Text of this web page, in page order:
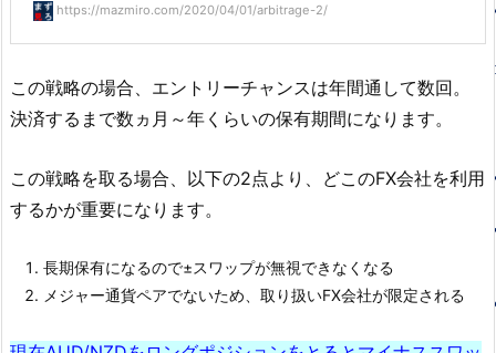
https://mazmiro.com/2020/04/01/arbitrage-2/
この戦略の場合、エントリーチャンスは年間通して数回。
決済するまで数ヵ月～年くらいの保有期間になります。
この戦略を取る場合、以下の2点より、どこのFX会社を利用
するかが重要になります。
長期保有になるので±スワップが無視できなくなる
メジャー通貨ペアでないため、取り扱いFX会社が限定される